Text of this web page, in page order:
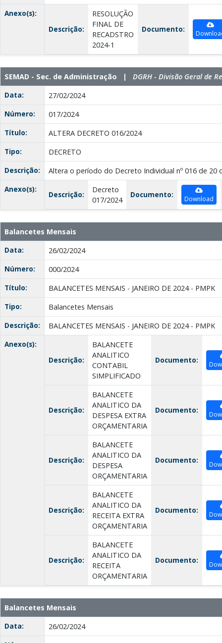
Anexo(s):
Descrição:
RESOLUÇÃO
FINAL DE
RECADSTRO
2024-1
Documento:
SEMAD - Sec. de Administração | DGRH - Divisão Geral de
Data:
27/02/2024
Número:
017/2024
Título:
ALTERA DECRETO 016/2024
Tipo:
DECRETO
Descrição:
Altera o período do Decreto Individual nº 016 de 20
Anexo(s):
Descrição:
Decreto
017/2024
Documento: Download
Balancetes Mensais
Data:
26/02/2024
Número:
000/2024
Título:
BALANCETES MENSAIS - JANEIRO DE 2024 - PMPK
Tipo:
Balancetes Mensais
Descrição:
BALANCETES MENSAIS - JANEIRO DE 2024 - PMPK
Anexo(s):
Descrição:
BALANCETE
ANALITICO
CONTABIL
SIMPLIFICADO
Documento:
Descrição:
BALANCETE
ANALITICO DA
DESPESA EXTRA
ORÇAMENTARIA
Documento:
Descrição:
BALANCETE
ANALITICO DA
DESPESA
ORÇAMENTARIA
Documento:
Descrição:
BALANCETE
ANALITICO DA
RECEITA EXTRA
ORÇAMENTARIA
Documento:
Descrição:
BALANCETE
ANALITICO DA
RECEITA
ORÇAMENTARIA
Documento:
Balancetes Mensais
Data:
26/02/2024